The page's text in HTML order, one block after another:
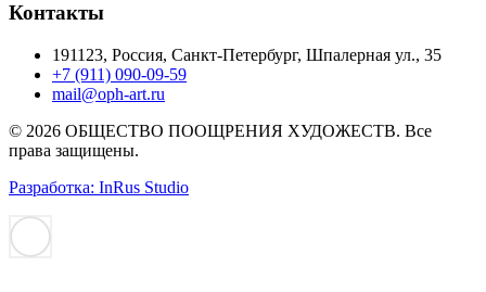
Контакты
191123, Россия, Санкт-Петербург, Шпалерная ул., 35
+7 (911) 090-09-59
mail@oph-art.ru
© 2026 ОБЩЕСТВО ПООЩРЕНИЯ ХУДОЖЕСТВ. Все
права защищены.
Разработка: InRus Studio